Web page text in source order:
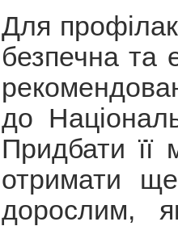
Для
безпечна та
до
Придбати
отримати
дорослим,